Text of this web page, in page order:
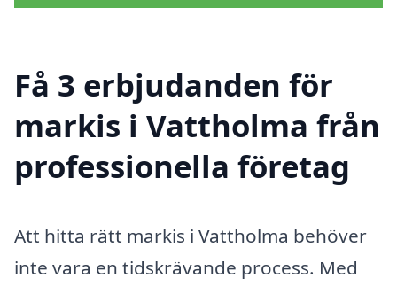
Få 3 erbjudanden för
markis i Vattholma från
professionella företag
Att hitta rätt markis i Vattholma behöver
inte vara en tidskrävande process. Med